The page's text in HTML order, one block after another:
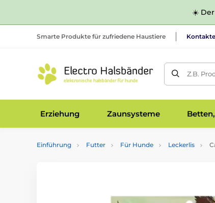
☀️ Der
Smarte Produkte für zufriedene Haustiere Kontakte
Z.B.
Erziehung Zaunsysteme
Einführung Futter Für Hunde Leckerlis